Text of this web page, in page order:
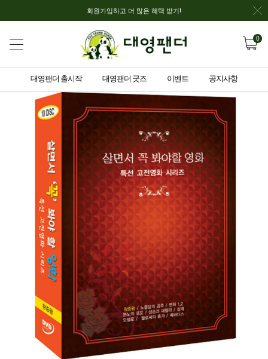
회원가입하고 더 많은 혜택 받기!
0
대영팬더 출시작 대영팬더 굿즈 이벤트 공지사항